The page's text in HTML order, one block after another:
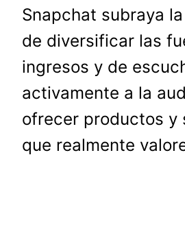
Snapchat subraya
de diversificar las
ingresos y de
activamente a la
ofrecer productos y
que realmente